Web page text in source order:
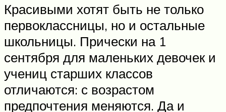
Красивыми хотят быть не только
первоклассницы, но и остальные
школьницы. Прически на 1
сентября для маленьких девочек и
учениц старших классов
отличаются: с возрастом
предпочтения меняются. Да и